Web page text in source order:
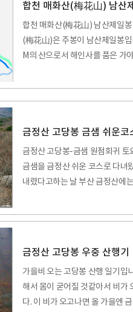
가지산과 신불산이 들어있음으
릴 수는 없었을 것으로 생각합니
이 산 또한 명산에 들어가고도 남
합천 매화산(梅花山) 남산
합천 매화산(梅花山) 남산제일
(梅花山)은 주봉이 남산제일봉
M의 산으로서 해인사를 품은 가
가야산 국립공원에 속하는 매화
산세가 뛰어나게 아름답고 기이
산세라고 말하고 있는 산입니다.
히안하게 생긴 바위들이 대단하
국립공원 중 나쪽부분인데 매화
금정산 고당봉 금샘 쉬운코
금정산 고당봉-금샘 원점회귀 토
금샘을 금정산 쉬운 코스로 다녀
내렸다고하는 날 부산 금정산에
않았습니다. 겨울이 되면서 멀고
이 오후 3시였으니까 집에서 출
로 생각됩니다. 지척에있는 산이
이며 우리나라 100대명산에 속
금정산 고당봉 우중 산행기
가을비 오는 고당봉 산행 일기입
해서 몸이 굳어질 것같아서 비가
다. 이 비가 오고나면 올 가을엔